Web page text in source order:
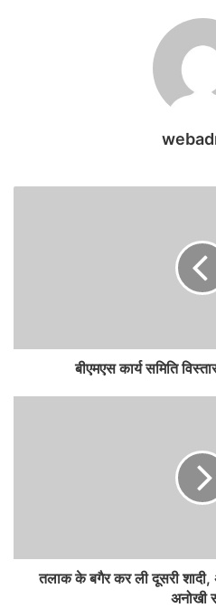
बीएमएस कार्य समिति
तलाक के बगैर कर ली दूसरी शादी,
अनोखी